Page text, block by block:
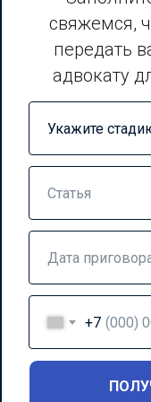
свяжемся,
передать
адвокату
+7